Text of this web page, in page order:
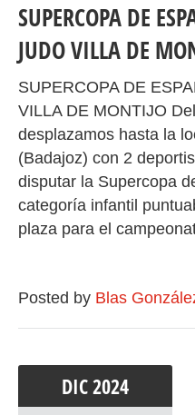
SUPERCOPA DE
JUDO VILLA DE
SUPERCOPA DE
VILLA DE MONTIJO
desplazamos hasta la
(Badajoz) con 2
disputar la Supercopa
categoría infantil
plaza para el
Posted by Blas
DIC2024